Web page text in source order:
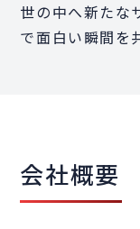
世の中へ新たな
で面白い瞬間を
会社概要